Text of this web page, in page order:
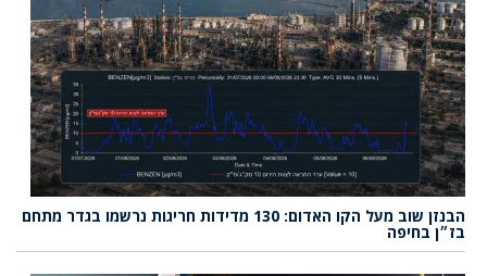
הבנזן שוב מעל הקו האדום: 130 מדידות חריגות נרשמו בגדר מתחם
בז״ן בחיפה